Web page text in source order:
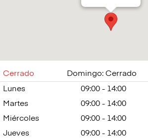
601306796
Abrir en Google
Cerrado
Domingo: Cerrado
Lunes
09:00 - 14:00
Martes
09:00 - 14:00
Miércoles
09:00 - 14:00
Jueves
09:00 - 14:00